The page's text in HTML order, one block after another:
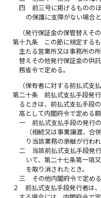
四
前三号に掲げるものの
の保護に支障がない場合
（発行保証金の保管替えそ
第十九条
この節に規定する
主たる営業所又は事務所の
替えその他発行保証金の供
務省令で定める。
（保有者に対する前払式支
第二十条
前払式支払手段発
るときは、前払式支払手段
高として内閣府令で定める
一
前払式支払手段の発行
（相続又は事業譲渡、合
り当該業務の承継が行わ
二
当該前払式支払手段発
いて、第二十七条第一項
を取り消されたとき。
三
その他内閣府令で定め
２
前払式支払手段発行者は